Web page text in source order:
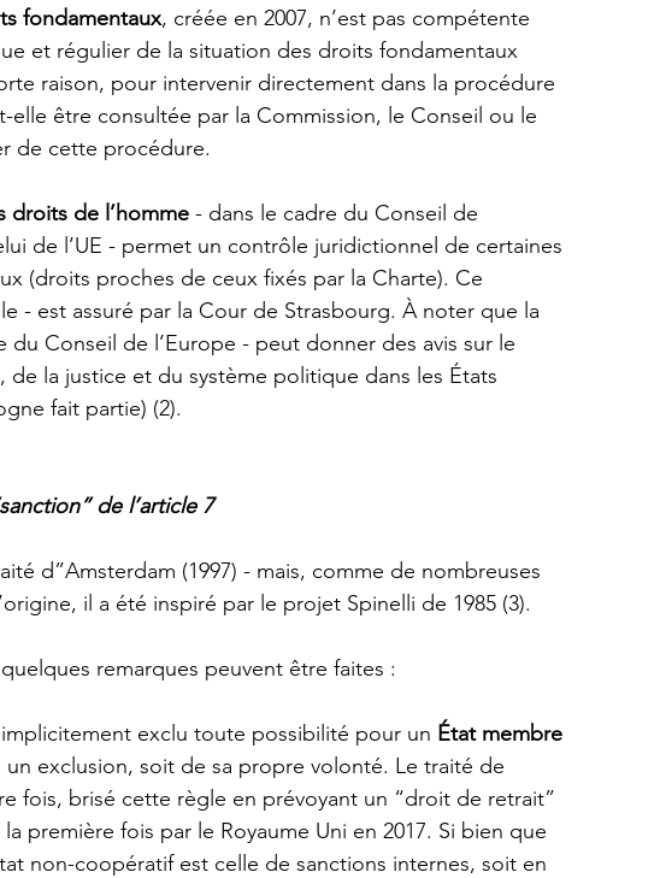
fondamentaux, créée en 2007, n’est pas compétente
et régulier de la situation des droits fondamentaux
raison, pour intervenir directement dans la procédure
elle être consultée par la Commission, le Conseil ou le
de cette procédure.
droits de l’homme - dans le cadre du Conseil de
de l’UE - permet un contrôle juridictionnel de certaines
(droits proches de ceux fixés par la Charte). Ce
- est assuré par la Cour de Strasbourg. À noter que la
du Conseil de l’Europe - peut donner des avis sur le
la justice et du système politique dans les États
fait partie) (2).
de l’article 7
d”Amsterdam (1997) - mais, comme de nombreuses
il a été inspiré par le projet Spinelli de 1985 (3).
remarques peuvent être faites :
exclu toute possibilité pour un État membre
un exclusion, soit de sa propre volonté. Le traité de
fois, brisé cette règle en prévoyant un “droit de retrait”
première fois par le Royaume Uni en 2017. Si bien que
non-coopératif est celle de sanctions internes, soit en